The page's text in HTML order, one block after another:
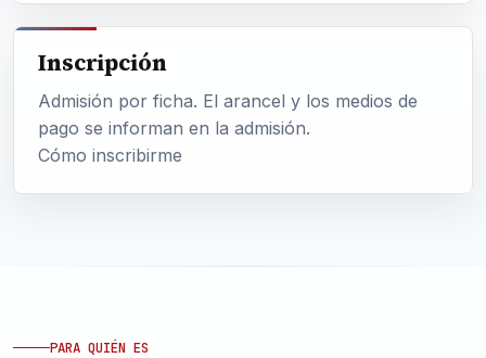
Inscripción
Admisión por ficha. El arancel y los medios de
pago se informan en la admisión.
Cómo inscribirme
PARA QUIÉN ES